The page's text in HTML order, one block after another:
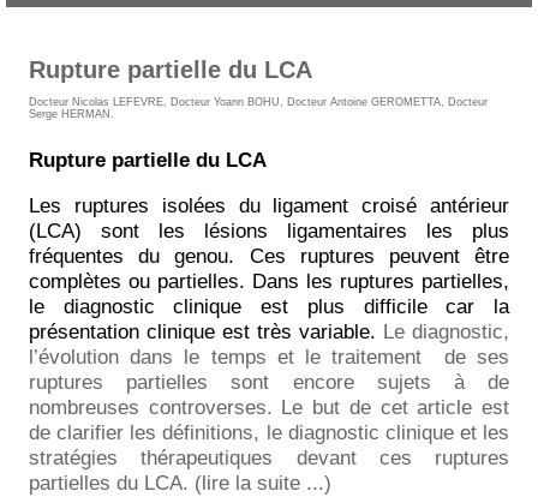
Rupture partielle du LCA
Docteur Nicolas LEFEVRE, Docteur Yoann BOHU, Docteur Antoine GEROMETTA, Docteur
Serge HERMAN .
Rupture partielle du LCA
Les ruptures isolées du ligament croisé antérieur
(LCA) sont les lésions ligamentaires les plus
fréquentes du genou. Ces ruptures peuvent être
complètes ou partielles. Dans les ruptures partielles,
le diagnostic clinique est plus difficile car la
présentation clinique est très variable. Le diagnostic,
l’évolution dans le temps et le traitement
de ses
ruptures partielles sont encore sujets à de
nombreuses controverses. Le but de cet article est
de clarifier les définitions, le diagnostic clinique et les
stratégies thérapeutiques devant ces ruptures
partielles du LCA. (lire la suite ...)